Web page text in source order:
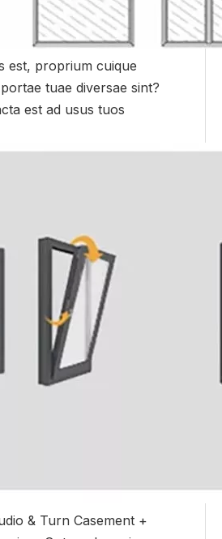
est, proprium cuique
tuae diversae sint?
est ad usus tuos
& Turn Casement +